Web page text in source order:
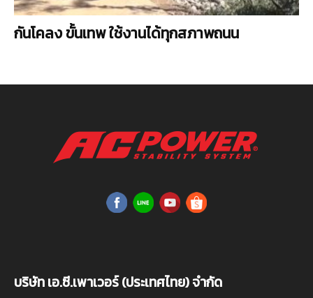
กันโคลง ขั้นเทพ ใช้งานได้ทุกสภาพถนน
บริษัท เอ.ซี.เพาเวอร์ (ประเทศไทย) จำกัด